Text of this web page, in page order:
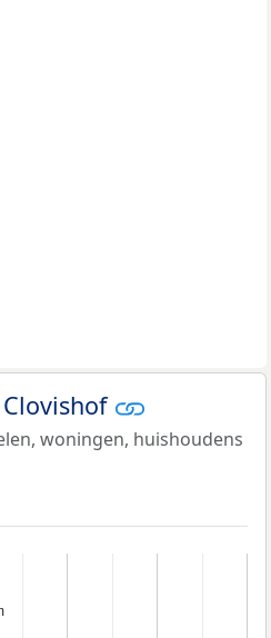
woningen, huishoudens